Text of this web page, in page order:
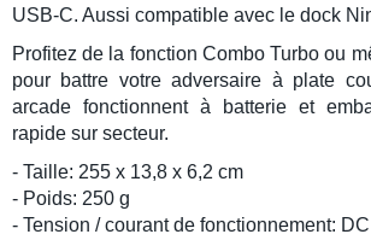
USB-C. Aussi compatible avec le dock
Profitez de la fonction Combo Turbo ou
pour battre votre adversaire à plate
arcade fonctionnent à batterie et
rapide sur secteur.
- Taille: 255 x 13,8 x 6,2 cm
- Poids: 250 g
- Tension / courant de fonctionnement: